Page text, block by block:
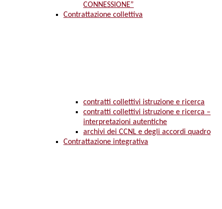
CONNESSIONE”
Contrattazione collettiva
contratti collettivi istruzione e ricerca
contratti collettivi istruzione e ricerca –
interpretazioni autentiche
archivi dei CCNL e degli accordi quadro
Contrattazione integrativa